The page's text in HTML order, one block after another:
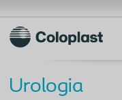
Urologia